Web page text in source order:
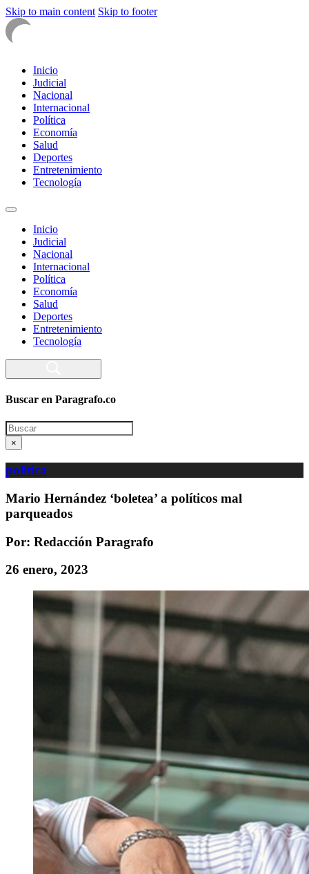
Skip to main content Skip to footer
Inicio
Judicial
Nacional
Internacional
Política
Economía
Salud
Deportes
Entretenimiento
Tecnología
Inicio
Judicial
Nacional
Internacional
Política
Economía
Salud
Deportes
Entretenimiento
Tecnología
Buscar en Paragrafo.co
Search
×
política
Mario Hernández ‘boletea’ a políticos mal
parqueados
Por: Redacción Paragrafo
26 enero, 2023